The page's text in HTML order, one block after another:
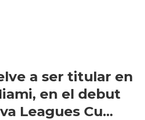
a ser titular en
en el debut
Leagues Cu...